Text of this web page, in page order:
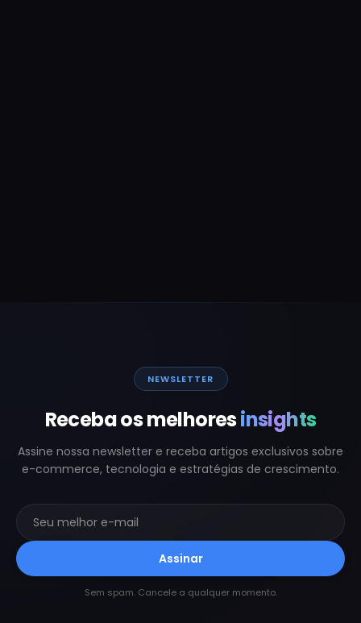
NEWSLETTER
Receba os melhoresinsights
Assine nossa newsletter e receba artigos exclusivos sobre
e-commerce, tecnologia e estratégias de crescimento.
Assinar
Sem spam. Cancele a qualquer momento.